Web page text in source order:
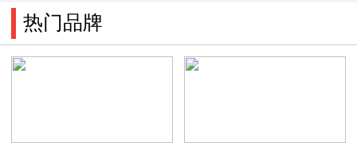
热门品牌